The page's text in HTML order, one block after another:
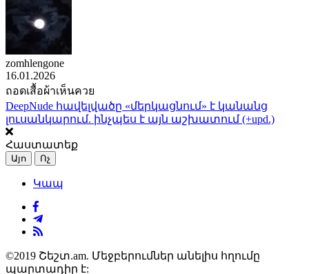
zomhlengone
16.01.2026
ถอดเสื้อผ้าเห็นควย
DeepNude հավելվածը «մերկացնում» է կանանց
լուսանկարում. ինչպես է այն աշխատում (+upd.)
Հաստատեք
Այո Ոչ
Կապ
©2019 Շեշտ.am. Մեջբերումներ անելիս հղումը
պարտադիր է: